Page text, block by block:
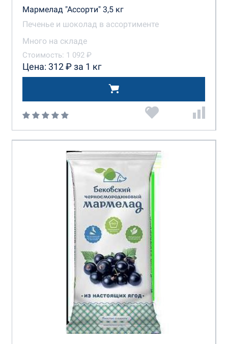
Мармелад "Ассорти" 3,5 кг
Печенье и шоколад в ассортименте
Много на складе
Стоимость: 1 092 ₽
Цена: 312 ₽ за 1 кг